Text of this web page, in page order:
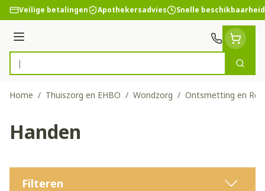
Ga naar de inhoud
Veilige betalingen Apothekersadvies Snelle beschikbaarheid
Menu
Product, merk, categorie...
Zoek
Home / Thuiszorg en EHBO / Wondzorg / Ontsmetting en
Handen
Filteren